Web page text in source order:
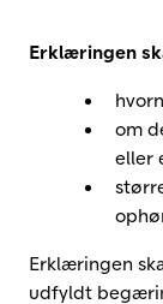
Erklæringen
om
eller
Erklæringen
udfyldt